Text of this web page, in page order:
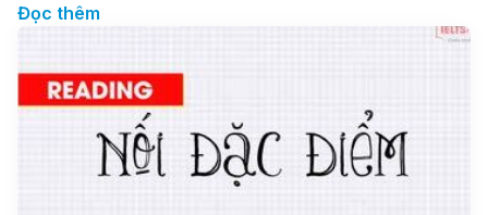
Đọc thêm